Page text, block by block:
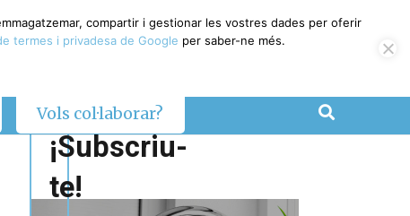
Vols col·laborar?
¡Subscriu-
te!
compartir i gestionar les vostres dades per oferir
termes i privadesa de Google per saber-ne més.